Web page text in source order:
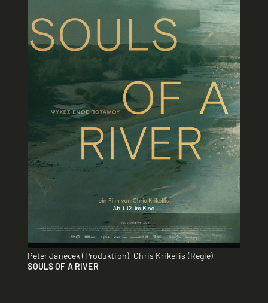
Peter Janecek (Produktion), Chris Krikellis (Regie)
SOULS OF A RIVER